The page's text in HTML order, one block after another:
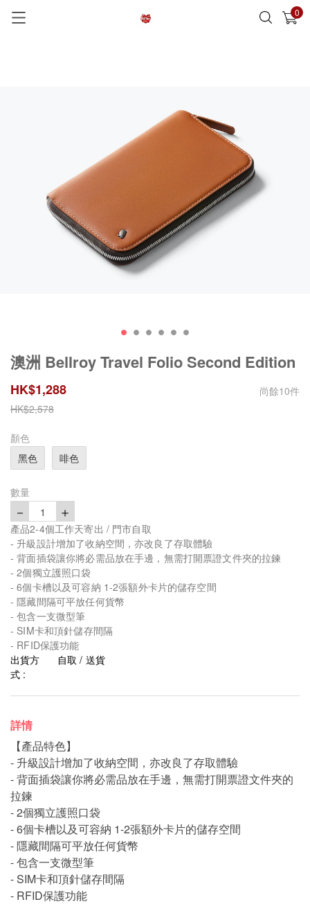
0
已加入購物車 查看
澳洲 Bellroy Travel Folio Second Edition
HK$1,288 尚餘10件
HK$2,578
顏色
黑色
啡色
數量
－ 1 ＋
產品2-4個工作天寄出 / 門市自取
- 升級設計增加了收納空間，亦改良了存取體驗
- 背面插袋讓你將必需品放在手邊，無需打開票證文件夾的拉鍊
- 2個獨立護照口袋
- 6個卡槽以及可容納 1-2張額外卡片的儲存空間
- 隱藏間隔可平放任何貨幣
- 包含一支微型筆
- SIM卡和頂針儲存間隔
- RFID保護功能
出貨方
式 :
自取 / 送貨
詳情
【產品特色】
- 升級設計增加了收納空間，亦改良了存取體驗
- 背面插袋讓你將必需品放在手邊，無需打開票證文件夾的
拉鍊
- 2個獨立護照口袋
- 6個卡槽以及可容納 1-2張額外卡片的儲存空間
- 隱藏間隔可平放任何貨幣
- 包含一支微型筆
- SIM卡和頂針儲存間隔
- RFID保護功能